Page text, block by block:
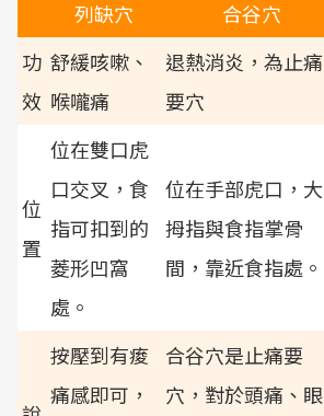
列缺穴 合谷穴
功
效
舒緩咳嗽、
喉嚨痛
退熱消炎，為止痛
要穴
位
置
位在雙口虎
口交叉，食
指可扣到的
菱形凹窩
處。
位在手部虎口，大
拇指與食指掌骨
間，靠近食指處。
按壓到有痠
痛感即可，
合谷穴是止痛要
穴，對於頭痛、眼